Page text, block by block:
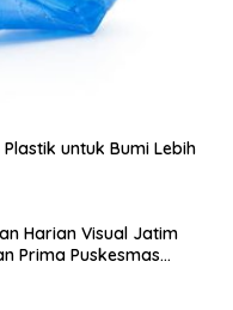
untuk Bumi Lebih
Harian Visual Jatim
Prima Puskesmas